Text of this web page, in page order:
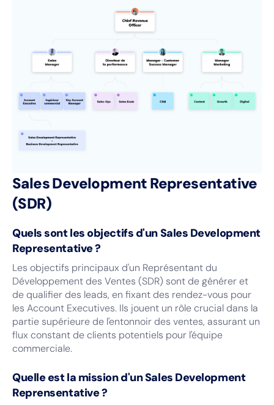
Sales Development Representative
(SDR)
Quels sont les objectifs d'un Sales Development
Representative ?
Les objectifs principaux d'un Représentant du
Développement des Ventes (SDR) sont de générer et
de qualifier des leads, en fixant des rendez-vous pour
les Account Executives. Ils jouent un rôle crucial dans la
partie supérieure de l'entonnoir des ventes, assurant un
flux constant de clients potentiels pour l'équipe
commerciale.
Quelle est la mission d'unSales Development
Reprensentative ?